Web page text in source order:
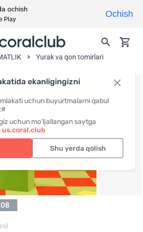
ekanligingizni
uchun buyurtmalarni qabul
uchun mo‘ljallangan saytga
us.coral.club
Shu yerda qolish
Yurak va qon tomirlari
ochish
Play
Ochish